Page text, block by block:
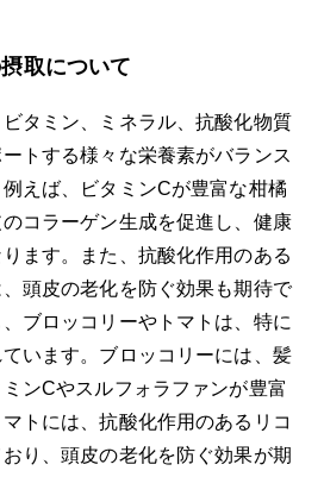
取について
タミン、ミネラル、抗酸化物質
トする様々な栄養素がバランス
えば、ビタミンCが豊富な柑橘
コラーゲン生成を促進し、健康
ます。また、抗酸化作用のある
頭皮の老化を防ぐ効果も期待で
ブロッコリーやトマトは、特に
います。ブロッコリーには、髪
ンCやスルフォラファンが豊富
トには、抗酸化作用のあるリコ
り、頭皮の老化を防ぐ効果が期